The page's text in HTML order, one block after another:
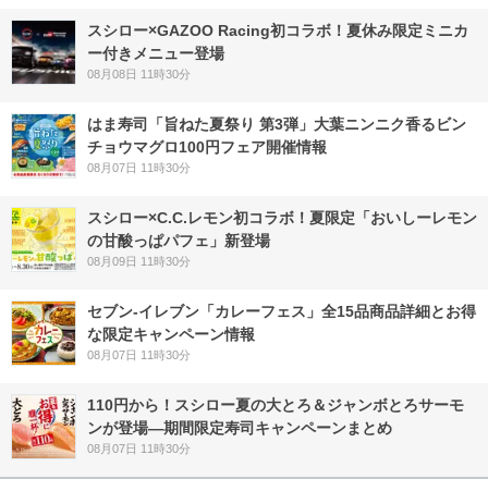
スシロー×GAZOO Racing初コラボ！夏休み限定ミニカ
ー付きメニュー登場
08月08日 11時30分
はま寿司「旨ねた夏祭り 第3弾」大葉ニンニク香るビン
チョウマグロ100円フェア開催情報
08月07日 11時30分
スシロー×C.C.レモン初コラボ！夏限定「おいしーレモン
の甘酸っぱパフェ」新登場
08月09日 11時30分
セブン‐イレブン「カレーフェス」全15品商品詳細とお得
な限定キャンペーン情報
08月07日 11時30分
110円から！スシロー夏の大とろ＆ジャンボとろサーモ
ンが登場―期間限定寿司キャンペーンまとめ
08月07日 11時30分